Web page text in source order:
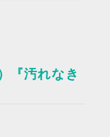
『汚れなき